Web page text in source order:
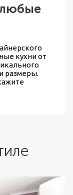
кухни от
размеры.